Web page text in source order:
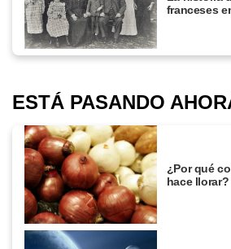
franceses
ESTÁ PASANDO
¿Por qué
hace llorar?